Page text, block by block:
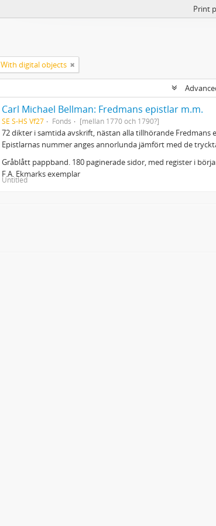
Print
With digital objects
Carl Michael Bellman: Fredmans epistlar m.m.
SE S-HS Vf27 Fonds [mellan 1770 och 1790?]
72 dikter i samtida avskrift, nästan alla tillhörande Fredmans
Epistlarnas nummer anges annorlunda jämfört med de
Gråblått pappband. 180 paginerade sidor, med register i
F.A. Ekmarks exemplar
Untitled